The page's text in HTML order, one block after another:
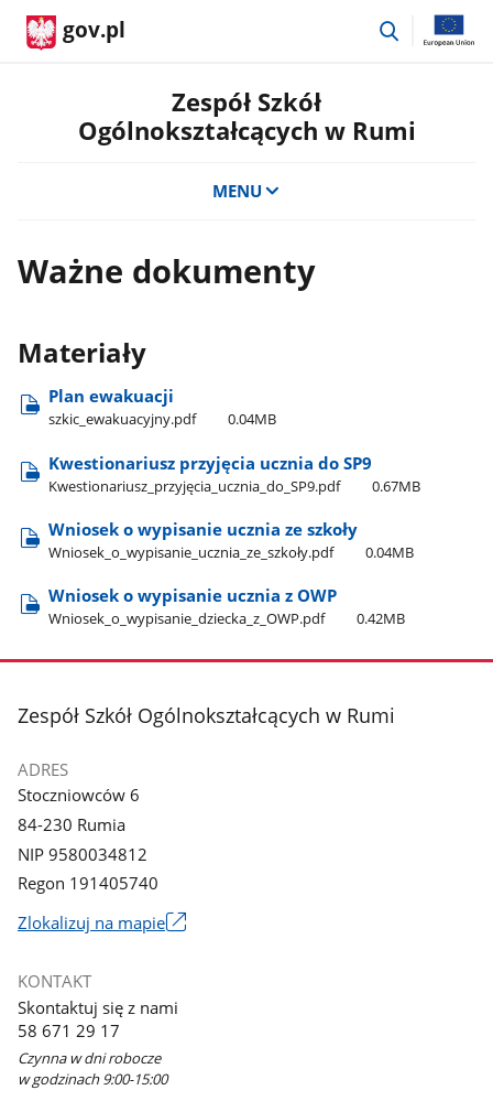
gov.pl
przejdź
Zespół Szkół
Ogólnokształcących w Rumi
MENU
Ważne dokumenty
Materiały
Plan ewakuacji
szkic​_ewakuacyjny.pdf 0.04MB
Kwestionariusz przyjęcia ucznia do SP9
Kwestionariusz​_przyjęcia​_ucznia​_do​_SP9.pdf 0.67MB
Wniosek o wypisanie ucznia ze szkoły
Wniosek​_o​_wypisanie​_ucznia​_ze​_szkoły.pdf 0.04MB
Wniosek o wypisanie ucznia z OWP
Wniosek​_o​_wypisanie​_dziecka​_z​_OWP.pdf 0.42MB
stopka
Zespół Szkół Ogólnokształcących w Rumi
ADRES
Stoczniowców 6
84-230 Rumia
NIP 9580034812
Regon 191405740
Zlokalizuj na mapieLink
nowym
KONTAKT
Skontaktuj się z nami
58 671 29 17
Czynna w dni robocze
w godzinach 9:00-15:00